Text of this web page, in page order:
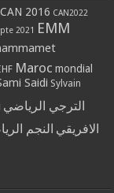
CAN 2016 CAN2022
2021 EMM
Maroc mondial
Saidi Sylvain
الترجي الرياضي
الافريقي النجم